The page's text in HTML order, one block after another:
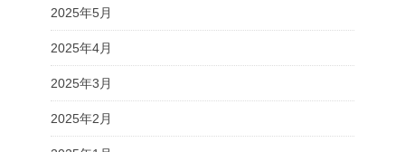
2025年5月
2025年4月
2025年3月
2025年2月